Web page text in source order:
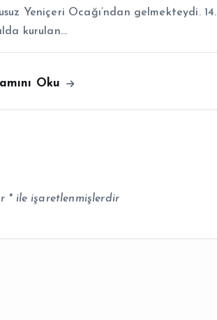
Yeniçeri Ocağı’ndan gelmekteydi. 14.
kurulan…
Oku
*ile işaretlenmişlerdir